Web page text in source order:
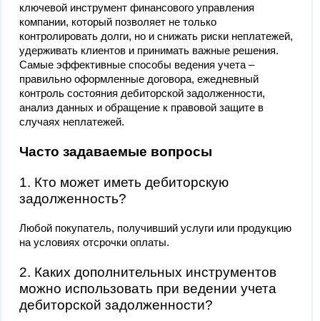
ключевой инструмент финансового управления
компании, который позволяет не только
контролировать долги, но и снижать риски неплатежей,
удерживать клиентов и принимать важные решения.
Самые эффективные способы ведения учета –
правильно оформленные договора, ежедневный
контроль состояния дебиторской задолженности,
анализ данных и обращение к правовой защите в
случаях неплатежей.
Часто задаваемые вопросы
1. Кто может иметь дебиторскую
задолженность?
Любой покупатель, получивший услуги или продукцию
на условиях отсрочки оплаты.
2. Каких дополнительных инструментов
можно использовать при ведении учета
дебиторской задолженности?